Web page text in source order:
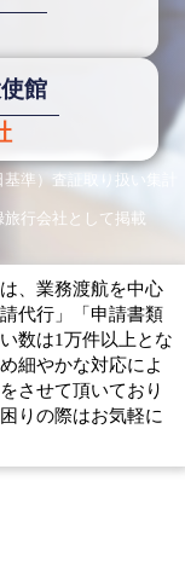
館
準）査証取り扱い集計
行会社として掲載
、業務渡航を中心
代行」「申請書類
数は1万件以上とな
細やかな対応によ
させて頂いており
りの際はお気軽に